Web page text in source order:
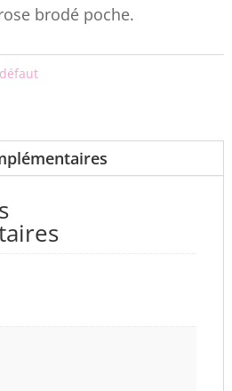
brodé poche.